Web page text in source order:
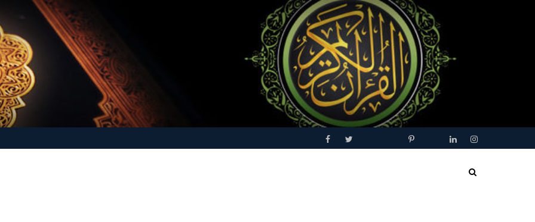
FacebookTwitter BloggerPinterestTumblrLinkedinInstagram